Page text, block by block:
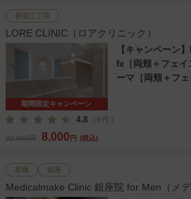
新宿三丁目
LORE CLINIC（ロアクリニック）
期間限定キャンペーン
【キャンペーン
fx［両頬＋フェ
ーマ［両頬＋フェ
4.8 （6件）
22,000円 8,000 円 (税込)
新橋 銀座
Medicalmake Clinic 銀座院 for Men（メ